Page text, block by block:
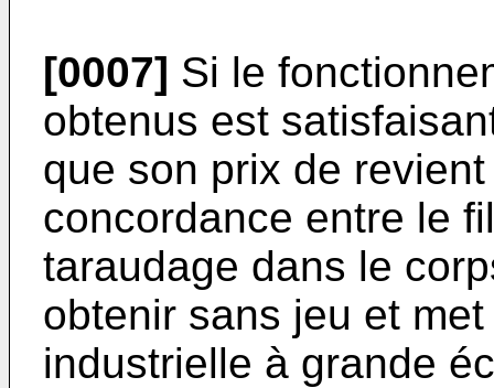
[0007] Si le
obtenus est
que son prix de
concordance entre le
taraudage dans le
obtenir sans jeu et
industrielle à grande